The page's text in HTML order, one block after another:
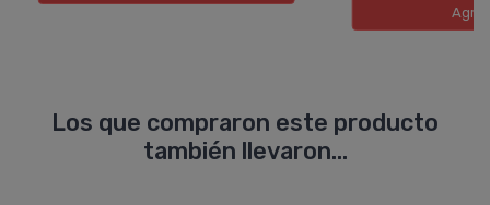
Los que compraron este producto
también llevaron...